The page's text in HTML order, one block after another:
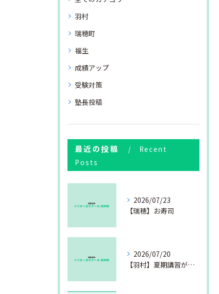
羽村
瑞穂町
福生
成績アップ
受験対策
塾長投稿
最近の投稿
Recent
Posts
2026/07/23
【瑞穂】お寿司
2026/07/20
【羽村】夏期講習が始まりました